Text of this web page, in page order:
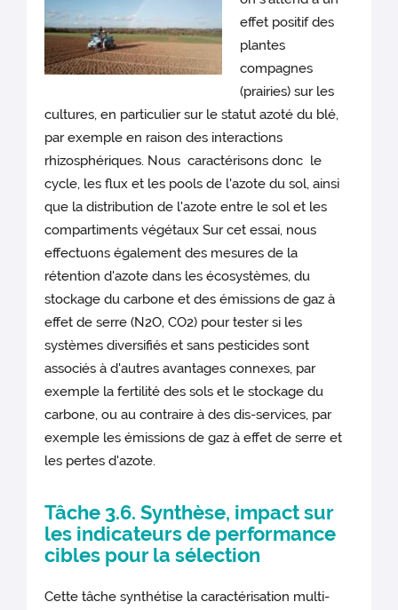
effet positif des
plantes
compagnes
(prairies) sur les
cultures, en particulier sur le statut azoté du blé,
par exemple en raison des interactions
rhizosphériques. Nous caractérisons donc le
cycle, les flux et les pools de l'azote du sol, ainsi
que la distribution de l'azote entre le sol et les
compartiments végétaux Sur cet essai, nous
effectuons également des mesures de la
rétention d'azote dans les écosystèmes, du
stockage du carbone et des émissions de gaz à
effet de serre (N2O, CO2) pour tester si les
systèmes diversifiés et sans pesticides sont
associés à d'autres avantages connexes, par
exemple la fertilité des sols et le stockage du
carbone, ou au contraire à des dis-services, par
exemple les émissions de gaz à effet de serre et
les pertes d'azote.
Tâche 3.6. Synthèse, impact sur
les indicateurs de performance
cibles pour la sélection
Cette tâche synthétise la caractérisation multi-